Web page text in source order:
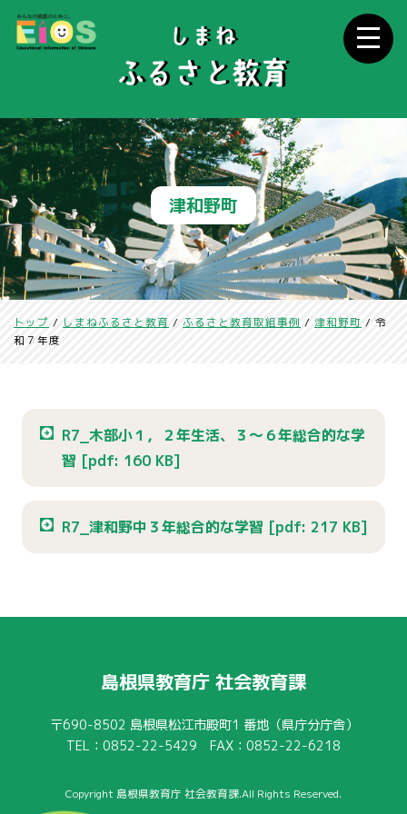
このページの本文へ
津和野町
現
在
トップ / しまねふるさと教育 / ふるさと教育取組事例 / 津和野町 / 令
和７年度
R7_木部小１，２年生活、３～６年総合的な学
習 [pdf: 160 KB]
R7_津和野中３年総合的な学習 [pdf: 217 KB]
島根県教育庁 社会教育課
〒690-8502 島根県松江市殿町1 番地（県庁分庁舎）
TEL：0852-22-5429 FAX：0852-22-6218
Copyright 島根県教育庁 社会教育課.All Rights Reserved.